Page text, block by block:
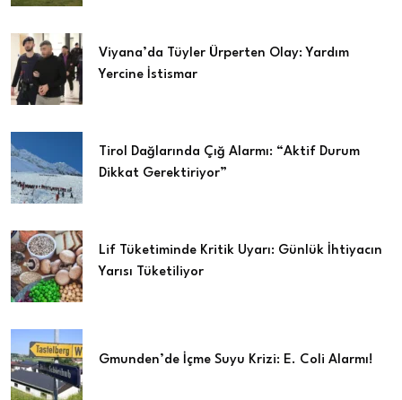
Viyana’da Tüyler Ürperten Olay: Yardım
Yercine İstismar
Tirol Dağlarında Çığ Alarmı: “Aktif Durum
Dikkat Gerektiriyor”
Lif Tüketiminde Kritik Uyarı: Günlük İhtiyacın
Yarısı Tüketiliyor
Gmunden’de İçme Suyu Krizi: E. Coli Alarmı!